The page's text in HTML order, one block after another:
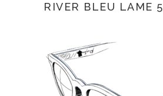
RIVER BLEU LAME 5